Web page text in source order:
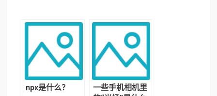
npx是什么？
一些手机相机里